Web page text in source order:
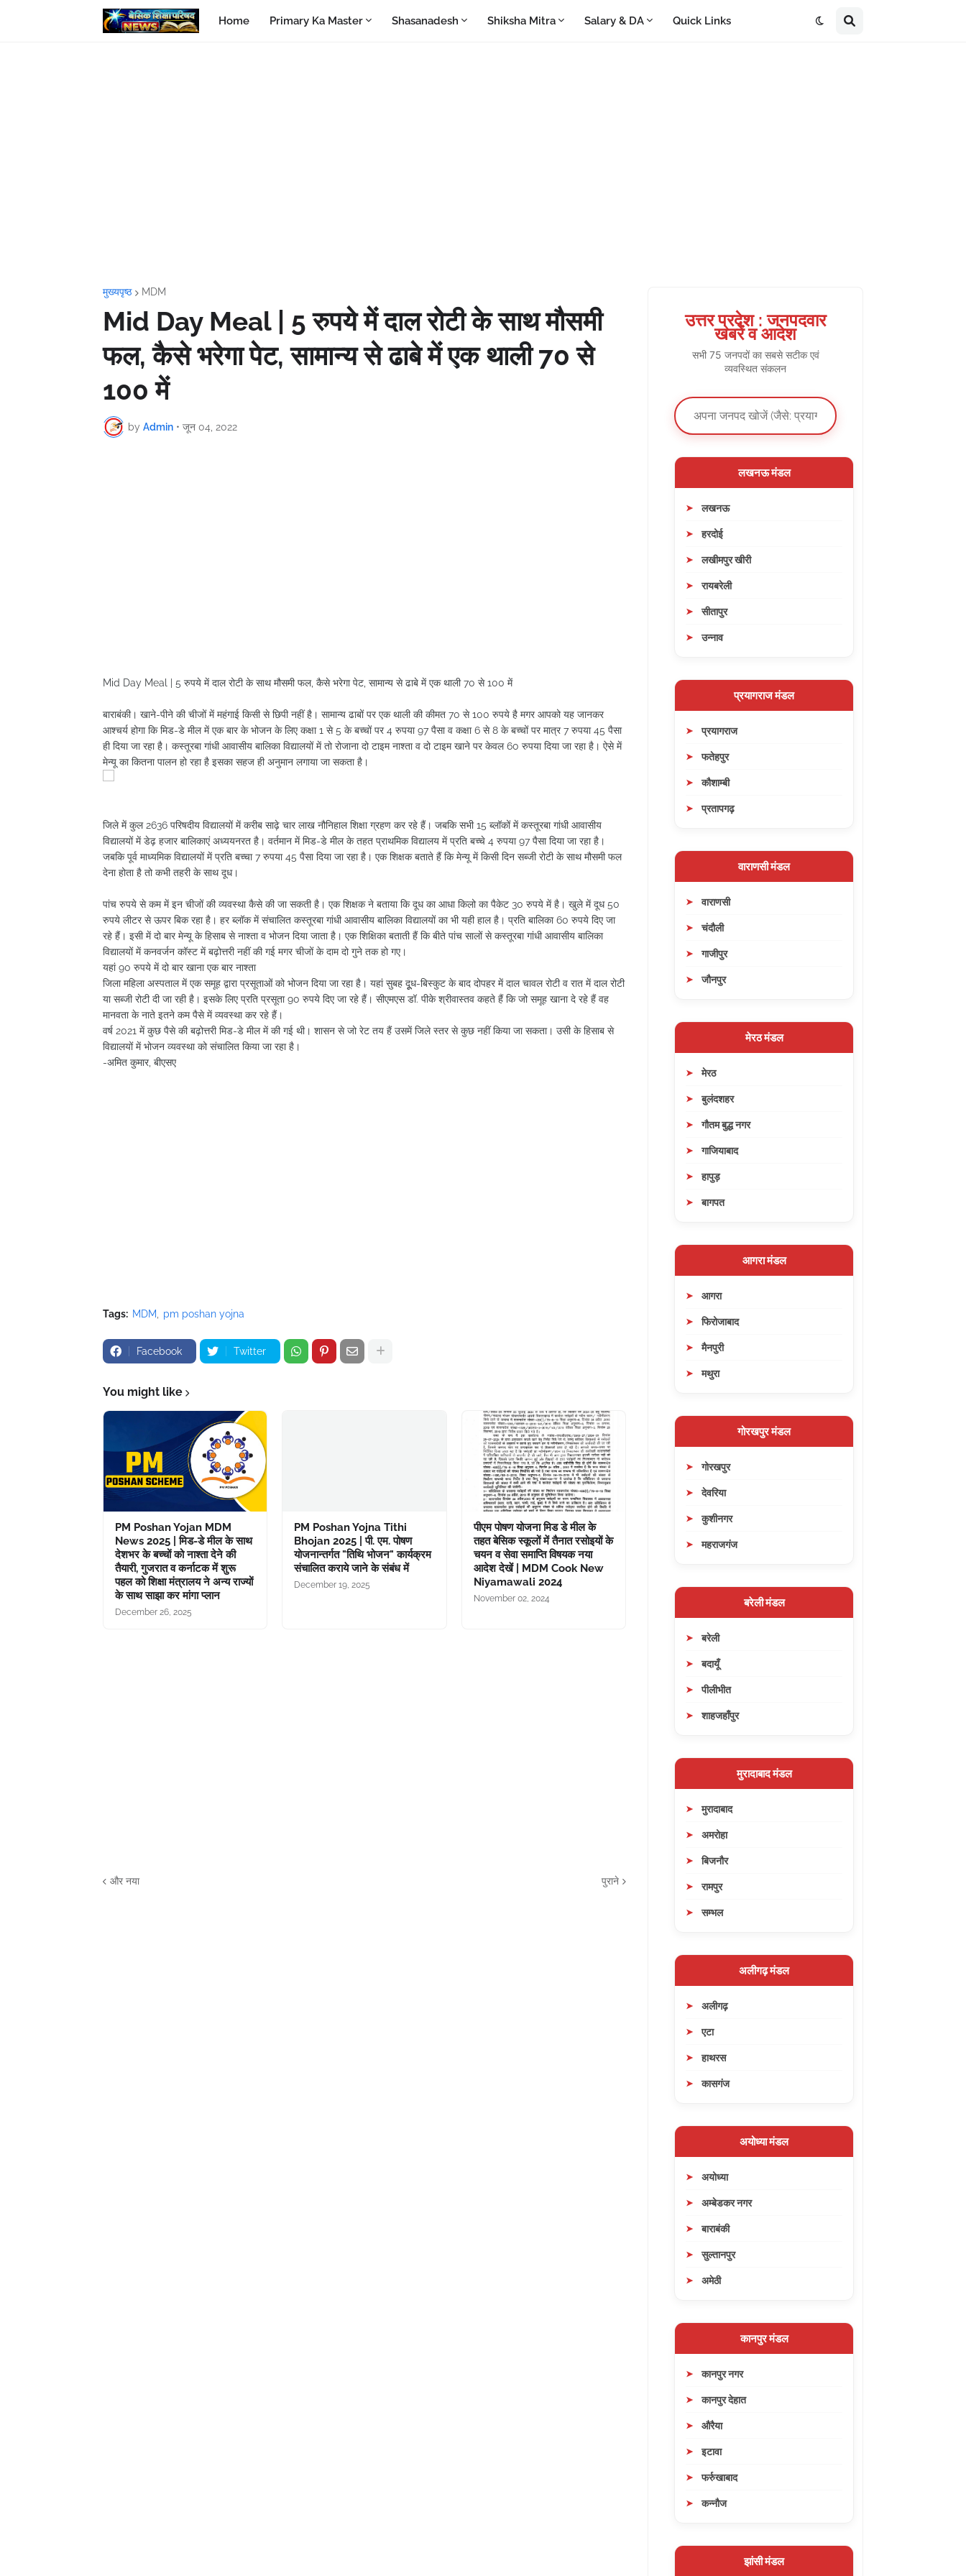
Home Primary Ka Master Shasanadesh Shiksha Mitra Salary & DA Quick Links
मुख्यपृष्ठ MDM
Mid Day Meal | 5 रुपये में दाल रोटी के साथ मौसमी
फल, कैसे भरेगा पेट, सामान्य से ढाबे में एक थाली 70 से
100 में
by Admin • जून 04, 2022
Mid Day Meal | 5 रुपये में दाल रोटी के साथ मौसमी फल, कैसे भरेगा पेट, सामान्य से ढाबे में एक थाली 70 से 100 में
बाराबंकी। खाने-पीने की चीजों में महंगाई किसी से छिपी नहीं है। सामान्य ढाबों पर एक थाली की कीमत 70 से 100 रुपये है मगर आपको यह जानकर
आश्चर्य होगा कि मिड-डे मील में एक बार के भोजन के लिए कक्षा 1 से 5 के बच्चों पर 4 रुपया 97 पैसा व कक्षा 6 से 8 के बच्चों पर मात्र 7 रुपया 45 पैसा
ही दिया जा रहा है। कस्तूरबा गांधी आवासीय बालिका विद्यालयों में तो रोजाना दो टाइम नाश्ता व दो टाइम खाने पर केवल 60 रुपया दिया जा रहा है। ऐसे में
मेन्यू का कितना पालन हो रहा है इसका सहज ही अनुमान लगाया जा सकता है।
जिले में कुल 2636 परिषदीय विद्यालयों में करीब साढ़े चार लाख नौनिहाल शिक्षा ग्रहण कर रहे हैं। जबकि सभी 15 ब्लॉकों में कस्तूरबा गांधी आवासीय
विद्यालयों में डेढ़ हजार बालिकाएं अध्ययनरत है। वर्तमान में मिड-डे मील के तहत प्राथमिक विद्यालय में प्रति बच्चे 4 रुपया 97 पैसा दिया जा रहा है।
जबकि पूर्व माध्यमिक विद्यालयों में प्रति बच्चा 7 रुपया 45 पैसा दिया जा रहा है। एक शिक्षक बताते हैं कि मेन्यू में किसी दिन सब्जी रोटी के साथ मौसमी फल
देना होता है तो कभी तहरी के साथ दूध।
पांच रुपये से कम में इन चीजों की व्यवस्था कैसे की जा सकती है। एक शिक्षक ने बताया कि दूध का आधा किलो का पैकेट 30 रुपये में है। खुले में दूध 50
रुपये लीटर से ऊपर बिक रहा है। हर ब्लॉक में संचालित कस्तूरबा गांधी आवासीय बालिका विद्यालयों का भी यही हाल है। प्रति बालिका 60 रुपये दिए जा
रहे हैं। इसी में दो बार मेन्यू के हिसाब से नाश्ता व भोजन दिया जाता है। एक शिक्षिका बताती हैं कि बीते पांच सालों से कस्तूरबा गांधी आवासीय बालिका
विद्यालयों में कनवर्जन कॉस्ट में बढ़ोत्तरी नहीं की गई मगर चीजों के दाम दो गुने तक हो गए।
यहां 90 रुपये में दो बार खाना एक बार नाश्ता
जिला महिला अस्पताल में एक समूह द्वारा प्रसूताओं को भोजन दिया जा रहा है। यहां सुबह दूूध-बिस्कुट के बाद दोपहर में दाल चावल रोटी व रात में दाल रोटी
या सब्जी रोटी दी जा रही है। इसके लिए प्रति प्रसूता 90 रुपये दिए जा रहे हैं। सीएमएस डॉ. पीके श्रीवास्तव कहते हैं कि जो समूह खाना दे रहे हैं वह
मानवता के नाते इतने कम पैसे में व्यवस्था कर रहे हैं।
वर्ष 2021 में कुछ पैसे की बढ़ोत्तरी मिड-डे मील में की गई थी। शासन से जो रेट तय हैं उसमें जिले स्तर से कुछ नहीं किया जा सकता। उसी के हिसाब से
विद्यालयों में भोजन व्यवस्था को संचालित किया जा रहा है।
-अमित कुमार, बीएसए
Tags: MDM pm poshan yojna
Facebook Twitter
You might like
PM Poshan Yojan MDM
News 2025 | मिड-डे मील के साथ
देशभर के बच्चों को नाश्ता देने की
तैयारी, गुजरात व कर्नाटक में शुरू
पहल को शिक्षा मंत्रालय ने अन्य राज्यों
के साथ साझा कर मांगा प्लान
December 26, 2025
PM Poshan Yojna Tithi
Bhojan 2025 | पी. एम. पोषण
योजनान्तर्गत "तिथि भोजन" कार्यक्रम
संचालित कराये जाने के संबंध में
December 19, 2025
पीएम पोषण योजना मिड डे मील के
तहत बेसिक स्कूलों में तैनात रसोइयों के
चयन व सेवा समाप्ति विषयक नया
आदेश देखें | MDM Cook New
Niyamawali 2024
November 02, 2024
और नया पुराने
उत्तर प्रदेश : जनपदवार
खबरें व आदेश
सभी 75 जनपदों का सबसे सटीक एवं
व्यवस्थित संकलन
लखनऊ मंडल
लखनऊ
हरदोई
लखीमपुर खीरी
रायबरेली
सीतापुर
उन्नाव
प्रयागराज मंडल
प्रयागराज
फतेहपुर
कौशाम्बी
प्रतापगढ़
वाराणसी मंडल
वाराणसी
चंदौली
गाजीपुर
जौनपुर
मेरठ मंडल
मेरठ
बुलंदशहर
गौतम बुद्ध नगर
गाजियाबाद
हापुड़
बागपत
आगरा मंडल
आगरा
फिरोजाबाद
मैनपुरी
मथुरा
गोरखपुर मंडल
गोरखपुर
देवरिया
कुशीनगर
महराजगंज
बरेली मंडल
बरेली
बदायूँ
पीलीभीत
शाहजहाँपुर
मुरादाबाद मंडल
मुरादाबाद
अमरोहा
बिजनौर
रामपुर
सम्भल
अलीगढ़ मंडल
अलीगढ़
एटा
हाथरस
कासगंज
अयोध्या मंडल
अयोध्या
अम्बेडकर नगर
बाराबंकी
सुल्तानपुर
अमेठी
कानपुर मंडल
कानपुर नगर
कानपुर देहात
औरैया
इटावा
फर्रुखाबाद
कन्नौज
झांसी मंडल